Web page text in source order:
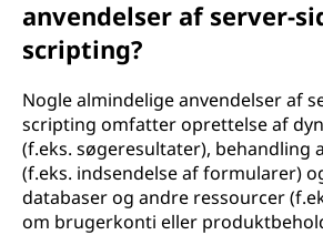
anvendelser af server-
scripting?
Nogle almindelige anvendelser af
scripting omfatter oprettelse af
(f.eks. søgeresultater), behandling
(f.eks. indsendelse af formularer)
databaser og andre ressourcer
om brugerkonti eller